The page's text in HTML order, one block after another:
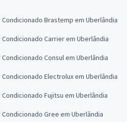
Brastemp em Uberlândia
Carrier em Uberlândia
Consul em Uberlândia
Electrolux em Uberlândia
Fujitsu em Uberlândia
Gree em Uberlândia